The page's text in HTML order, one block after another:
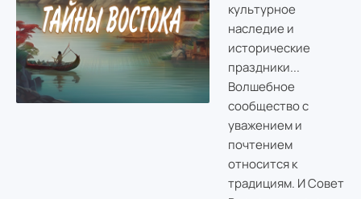
культурное
наследие и
исторические
праздники...
Волшебное
сообщество с
уважением и
почтением
относится к
традициям. И Совет